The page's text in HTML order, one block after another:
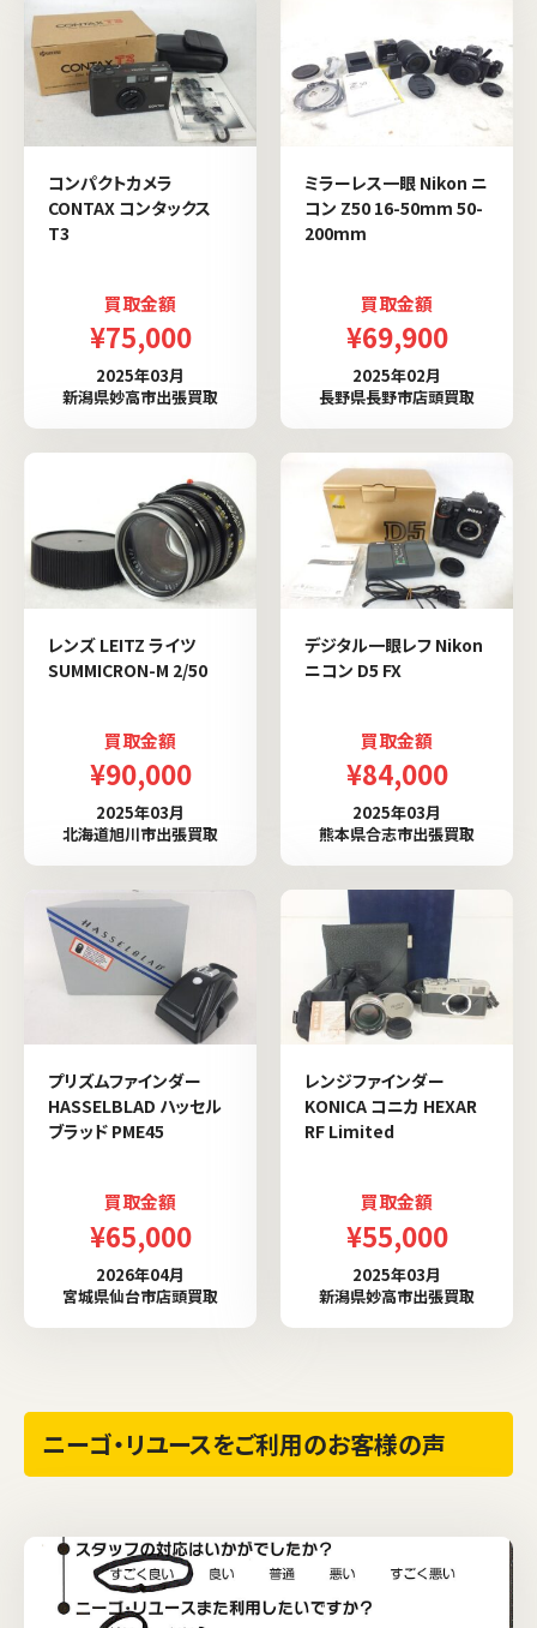
コンパクトカメラ
CONTAX コンタックス
T3
買取金額
¥75,000
2025年03月
新潟県妙高市出張買取
ミラーレス一眼 Nikon ニ
コン Z50 16-50mm 50-
200mm
買取金額
¥69,900
2025年02月
長野県長野市店頭買取
レンズ LEITZ ライツ
SUMMICRON-M 2/50
買取金額
¥90,000
2025年03月
北海道旭川市出張買取
デジタル一眼レフ Nikon
ニコン D5 FX
買取金額
¥84,000
2025年03月
熊本県合志市出張買取
プリズムファインダー
HASSELBLAD ハッセル
ブラッド PME45
買取金額
¥65,000
2026年04月
宮城県仙台市店頭買取
レンジファインダー
KONICA コニカ HEXAR
RF Limited
買取金額
¥55,000
2025年03月
新潟県妙高市出張買取
ニーゴ・リユースをご利用のお客様の声